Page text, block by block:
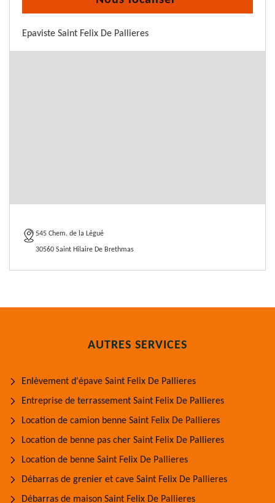
Epaviste Saint Felix De Pallieres
545 Chem. de la Légué
30560 Saint Hilaire De Brethmas
AUTRES SERVICES
Enlèvement d'épave Saint Felix De Pallieres
Entreprise de terrassement Saint Felix De Pallieres
Location de camion benne Saint Felix De Pallieres
Location de benne pas cher Saint Felix De Pallieres
Location de benne Saint Felix De Pallieres
Débarras de grenier et cave Saint Felix De Pallieres
Débarras de maison Saint Felix De Pallieres